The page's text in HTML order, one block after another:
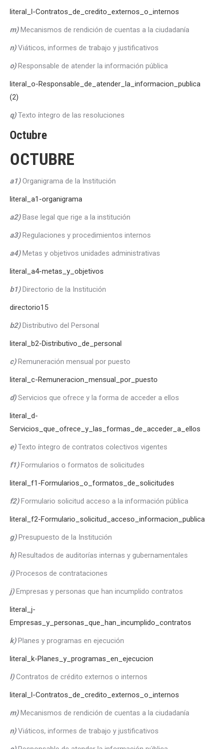
literal_l-Contratos_de_credito_externos_o_internos
m)Mecanismos de rendición de cuentas a la ciudadanía
n)Viáticos, informes de trabajo y justificativos
o)Responsable de atender la información pública
literal_o-Responsable_de_atender_la_informacion_publica
(2)
q) Texto íntegro de las resoluciones
Octubre
OCTUBRE
a1) Organigrama de la Institución
literal_a1-organigrama
a2) Base legal que rige a la institución
a3)Regulaciones y procedimientos internos
a4)Metas y objetivos unidades administrativas
literal_a4-metas_y_objetivos
b1)Directorio de la Institución
directorio15
b2)Distributivo del Personal
literal_b2-Distributivo_de_personal
c)Remuneración mensual por puesto
literal_c-Remuneracion_mensual_por_puesto
d)Servicios que ofrece y la forma de acceder a ellos
literal_d-
Servicios_que_ofrece_y_las_formas_de_acceder_a_ellos
e)Texto íntegro de contratos colectivos vigentes
f1)Formularios o formatos de solicitudes
literal_f1-Formularios_o_formatos_de_solicitudes
f2)Formulario solicitud acceso a la información pública
literal_f2-Formulario_solicitud_acceso_informacion_publica
g) Presupuesto de la Institución
h)Resultados de auditorías internas y gubernamentales
i) Procesos de contrataciones
j) Empresas y personas que han incumplido contratos
literal_j-
Empresas_y_personas_que_han_incumplido_contratos
k) Planes y programas en ejecución
literal_k-Planes_y_programas_en_ejecucion
l) Contratos de crédito externos o internos
literal_l-Contratos_de_credito_externos_o_internos
m)Mecanismos de rendición de cuentas a la ciudadanía
n)Viáticos, informes de trabajo y justificativos